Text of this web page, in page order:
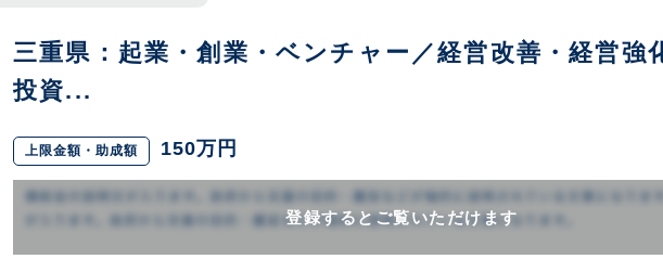
三重県：起業・創業・ベンチャー／経営改善・経営強
投資...
上限金額・助成額 150万円
登録するとご覧いただけます